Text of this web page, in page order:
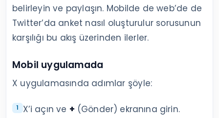
belirleyin ve paylaşın. Mobilde de web’de de
Twitter’da anket nasıl oluşturulur sorusunun
karşılığı bu akış üzerinden ilerler.
Mobil uygulamada
X uygulamasında adımlar şöyle:
X’i açın ve + (Gönder) ekranına girin.